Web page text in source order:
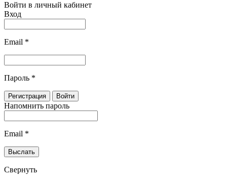
Войти в личный кабинет
Вход
Email *
Пароль *
Напомнить пароль
Email *
Свернуть